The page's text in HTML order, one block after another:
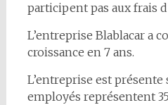
participent pas aux frais
L’entreprise Blablacar a
croissance en 7 ans.
L’entreprise est
employés représentent